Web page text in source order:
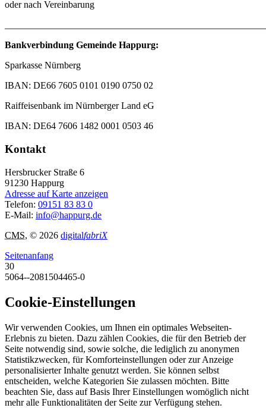
oder nach Vereinbarung
Bankverbindung Gemeinde Happurg:
Sparkasse Nürnberg
IBAN: DE66 7605 0101 0190 0750 02
Raiffeisenbank im Nürnberger Land eG
IBAN: DE64 7606 1482 0001 0503 46
Kontakt
Hersbrucker Straße 6
91230 Happurg
Adresse auf Karte anzeigen
Telefon: 09151 83 83 0
E-Mail: info@happurg.de
CMS, © 2026 digitalfabriX
Seitenanfang
30
5064--2081504465-0
Cookie-Einstellungen
Wir verwenden Cookies, um Ihnen ein optimales Webseiten-
Erlebnis zu bieten. Dazu zählen Cookies, die für den Betrieb der
Seite notwendig sind, sowie solche, die lediglich zu anonymen
Statistikzwecken, für Komforteinstellungen oder zur Anzeige
personalisierter Inhalte genutzt werden. Sie können selbst
entscheiden, welche Kategorien Sie zulassen möchten. Bitte
beachten Sie, dass auf Basis Ihrer Einstellungen womöglich nicht
mehr alle Funktionalitäten der Seite zur Verfügung stehen.